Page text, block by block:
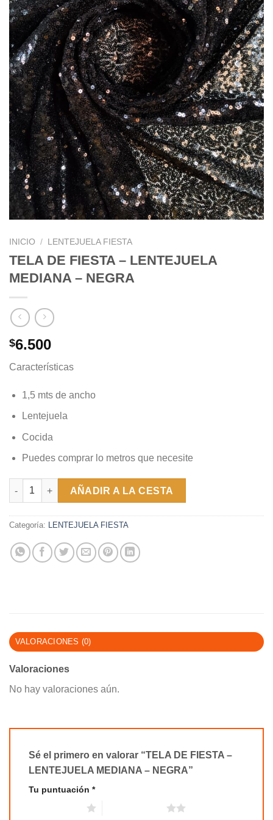
INICIO / LENTEJUELA FIESTA
TELA DE FIESTA – LENTEJUELA
MEDIANA – NEGRA
$6.500
Características
1,5 mts de ancho
Lentejuela
Cocida
Puedes comprar lo metros que necesite
TELA DE FIESTA - LENTEJUELA MEDIANA - NEGRA cantidad
AÑADIR A LA CESTA
Categoría: LENTEJUELA FIESTA
VALORACIONES (0)
Valoraciones
No hay valoraciones aún.
Sé el primero en valorar “TELA DE FIESTA –
LENTEJUELA MEDIANA – NEGRA”
Tu puntuación *